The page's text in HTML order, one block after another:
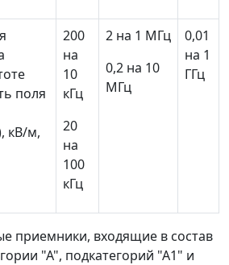
поля
кВ/м,
200
на
10
кГц
20
на
100
кГц
2 на 1 МГц
0,2 на 10
МГц
0,01
на 1
ГГц
приемники, входящие в состав
"А", подкатегорий "А1" и